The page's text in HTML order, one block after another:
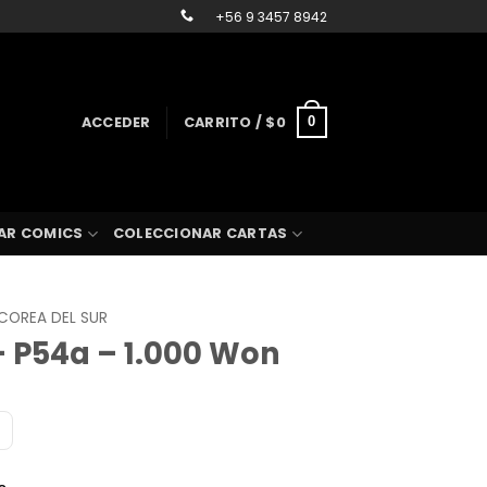
+56 9 3457 8942
ACCEDER CARRITO / $0 0
COMICS COLECCIONAR CARTAS
DEL SUR
– 1.000 Won